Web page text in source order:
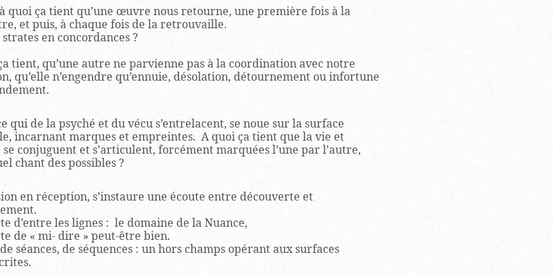
quoi ça tient qu’une œuvre nous retourne, une première fois à la
et puis, à chaque fois de la retrouvaille.
en concordances ?
tient, qu’une autre ne parvienne pas à la coordination avec notre
qu’elle n’engendre qu’ennuie, désolation, détournement ou infortune
qui de la psyché et du vécu s’entrelacent, se noue sur la surface
incarnant marques et empreintes. A quoi ça tient que la vie et
conjuguent et s’articulent, forcément marquées l’une par l’autre,
chant des possibles ?
en réception, s’instaure une écoute entre découverte et
d’entre les lignes : le domaine de la Nuance,
de « mi- dire » peut-être bien.
séances, de séquences : un hors champs opérant aux surfaces